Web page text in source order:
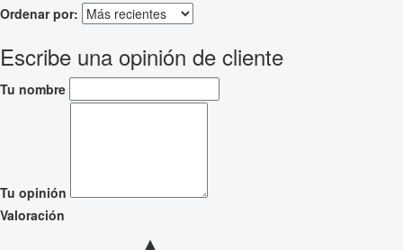
Ordenar por:
Escribe una opinión de cliente
Tu nombre
Tu opinión
Valoración